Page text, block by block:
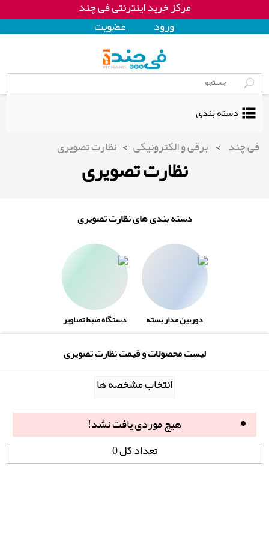
مرکز خرید اینترنتی فی چند
ورود
عضويت
دسته بندی
فی چند > برقی و الکترونیکی > نظارت تصویری
نظارت تصویری
دسته بندی های نظارت تصویری
دوربین مدار بسته دستگاه ضبط تصاویر
لیست محصولات و قیمت نظارت تصویری
انتخاب مشخصه ها
هیچ موردی یافت نشد!
تعداد کل 0